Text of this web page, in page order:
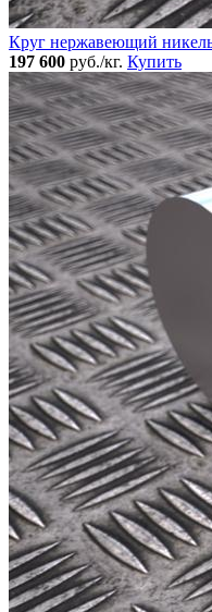
Круг нержавеющий
197 600 руб./кг. Купить